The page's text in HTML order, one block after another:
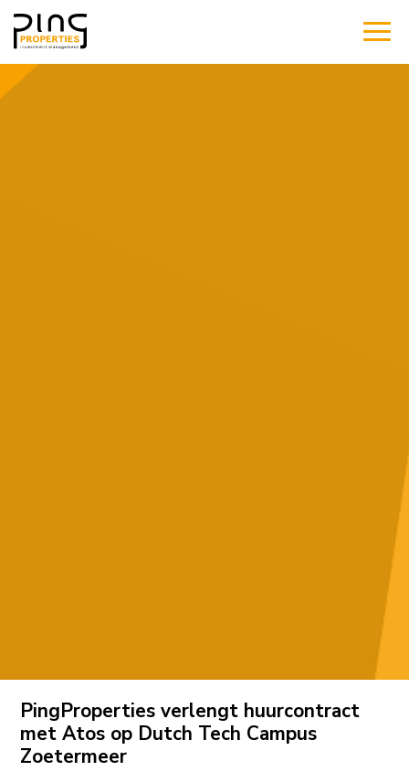
PingProperties verlengt huurcontract
met Atos op Dutch Tech Campus
Zoetermeer